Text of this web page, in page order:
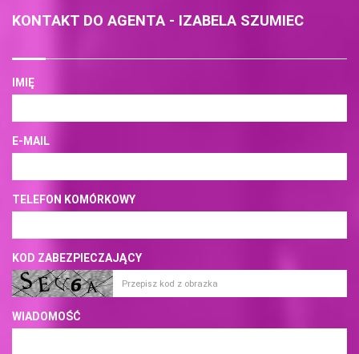
KONTAKT DO AGENTA - IZABELA SZUMIEC
IMIĘ
E-MAIL
TELEFON KOMÓRKOWY
KOD ZABEZPIECZAJĄCY
WIADOMOŚĆ